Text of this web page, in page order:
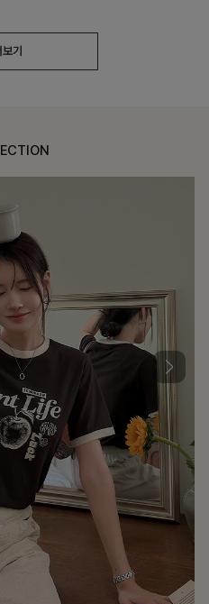
보기
원
원
+벨트SET
원